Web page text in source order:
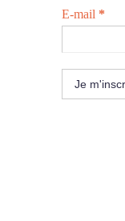
E-mail *